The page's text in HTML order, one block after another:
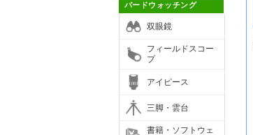
バードウォッチング
双眼鏡
フィールドスコー
プ
アイピース
三脚・雲台
書籍・ソフトウェ